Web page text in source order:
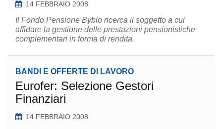
14 FEBBRAIO 2008
Il Fondo Pensione Byblo ricerca il soggetto a cui
affidare la gestione delle prestazioni pensionistiche
complementari in forma di rendita.
BANDI E OFFERTE DI LAVORO
Eurofer: Selezione Gestori
Finanziari
14 FEBBRAIO 2008